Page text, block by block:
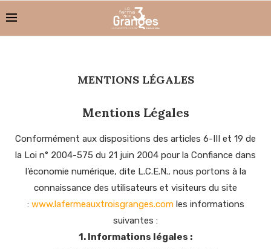
MENTIONS LÉGALES
Mentions Légales
Conformément aux dispositions des articles 6-III et 19 de
la Loi n° 2004-575 du 21 juin 2004 pour la Confiance dans
l’économie numérique, dite L.C.E.N., nous portons à la
connaissance des utilisateurs et visiteurs du site
: www.lafermeauxtroisgranges.comles informations
suivantes :
1. Informations légales :